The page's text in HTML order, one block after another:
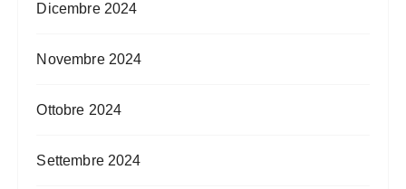
Dicembre 2024
Novembre 2024
Ottobre 2024
Settembre 2024